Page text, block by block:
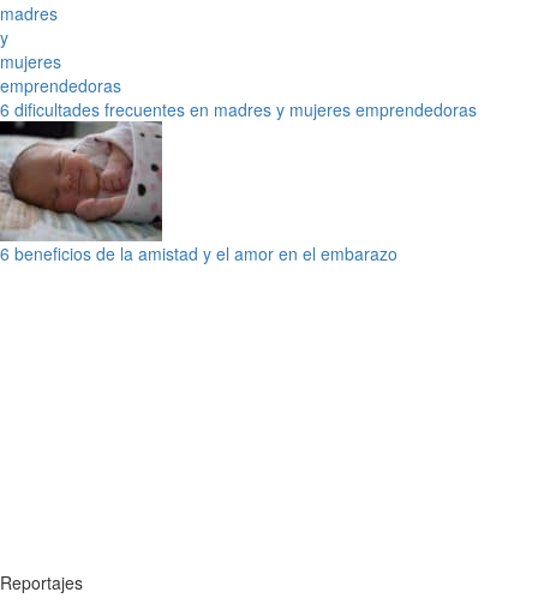
6 dificultades frecuentes en madres y mujeres emprendedoras
6 beneficios de la amistad y el amor en el embarazo
Reportajes